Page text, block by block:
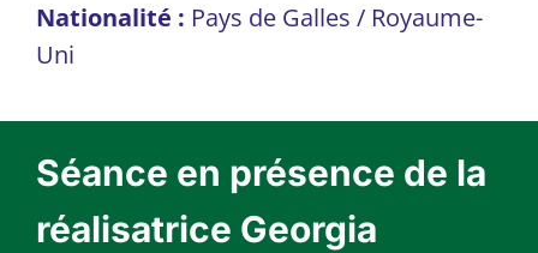
Nationalité : Pays de Galles / Royaume-
Uni
Séance en présence de la
réalisatrice Georgia